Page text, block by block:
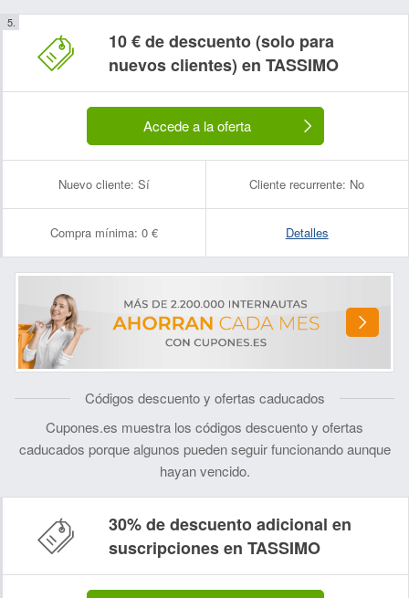
10 € de descuento (solo para
nuevos clientes) en TASSIMO
Accede a la oferta
Nuevo cliente: Sí Cliente recurrente: No
Compra mínima: 0 € Detalles
Códigos descuento y ofertas caducados
Cupones.es muestra los códigos descuento y ofertas
caducados porque algunos pueden seguir funcionando aunque
hayan vencido.
30% de descuento adicional en
suscripciones en TASSIMO